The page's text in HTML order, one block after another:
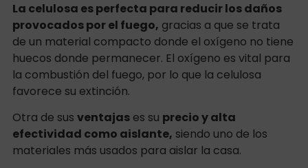
La celulosa es perfecta para reducir los daños
provocados por el fuego, gracias a que se trata
de un material compacto donde el oxígeno no tiene
huecos donde permanecer. El oxígeno es vital para
la combustión del fuego, por lo que la celulosa
favorece su extinción.
Otra de sus ventajases su precio y alta
efectividad como aislante, siendo uno de los
materiales más usados para aislar la casa.